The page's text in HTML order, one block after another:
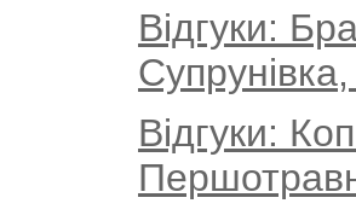
Відгуки:
Відгуки: